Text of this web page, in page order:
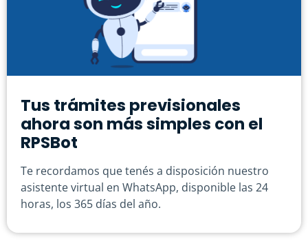
Tus trámites previsionales
ahora son más simples con el
RPSBot
Te recordamos que tenés a disposición nuestro
asistente virtual en WhatsApp, disponible las 24
horas, los 365 días del año.